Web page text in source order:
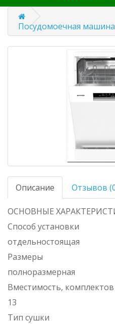
Посудомоечная машина
Описание Отзывов
ОСНОВНЫЕ
Способ установки
отдельностоящая
Размеры
полноразмерная
Вместимость,
13
Тип сушки